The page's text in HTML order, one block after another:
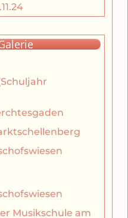
Musikschule am